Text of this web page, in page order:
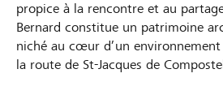
propice à la rencontre et au
Bernard constitue un patrimoine
niché au cœur d’un
la route de St-Jacques de